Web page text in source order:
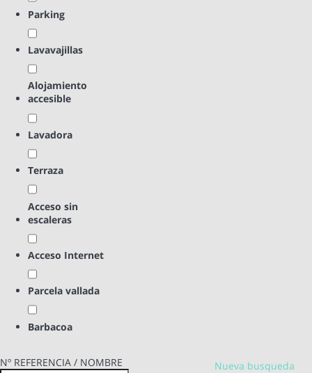
Parking
Lavavajillas
Alojamiento
accesible
Lavadora
Terraza
Acceso sin
escaleras
Acceso Internet
Parcela vallada
Barbacoa
Nueva busqueda
Nº REFERENCIA / NOMBRE